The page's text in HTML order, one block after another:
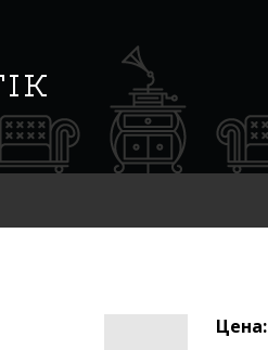
Цена: